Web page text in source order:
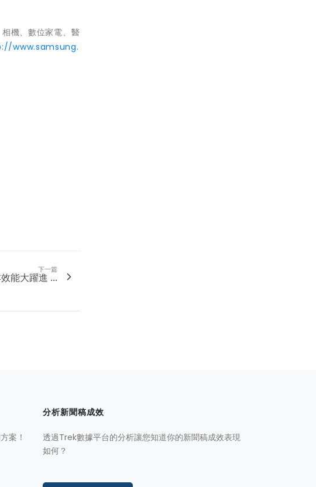
機、數位家電、醫
www.samsung.
下一篇
能大躍進 ...
案！
分析新聞稿成效
透過Trek數據平台的分析讓您知道你的新聞稿成效表現
如何？